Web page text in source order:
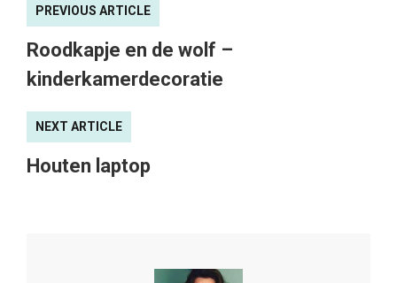
PREVIOUS ARTICLE
Roodkapje en de wolf –
kinderkamerdecoratie
NEXT ARTICLE
Houten laptop